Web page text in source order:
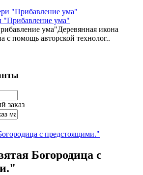
"Прибавление ума"
ума"Деревянная икона
с помощь авторской технолог..
заказ
Богородица с